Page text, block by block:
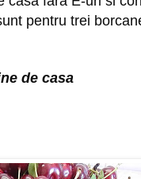
pentru trei
de casa